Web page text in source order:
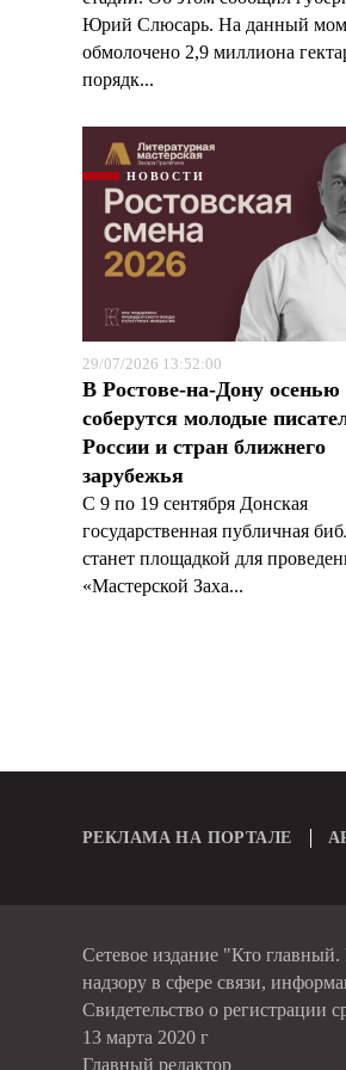
Юрий Слюсарь. На данный
обмолочено 2,9 миллиона
порядк...
НОВОСТИ
29/07/2026 13:52:00
В Ростове-на-Дону осенью
соберутся молодые
России и стран ближнего
зарубежья
С 9 по 19 сентября Донская
государственная публичная
станет площадкой для
«Мастерской Заха...
РЕКЛАМА НА ПОРТАЛЕ
Сетевое издание "Кто
надзору в сфере связи,
Свидетельство о
13 марта 2020 г
Главный редактор